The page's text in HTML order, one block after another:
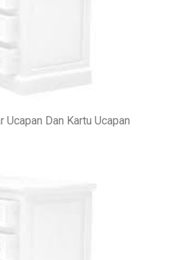
Ucapan Dan Kartu Ucapan